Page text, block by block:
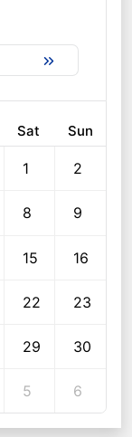
Sat Sun
1 2
8 9
15 16
22 23
29 30
5 6